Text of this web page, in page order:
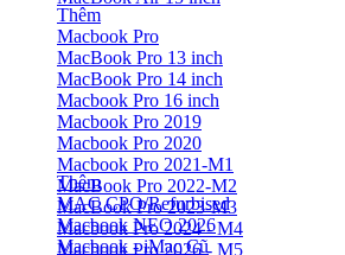
Thêm
Macbook Pro
MacBook Pro 13 inch
MacBook Pro 14 inch
Macbook Pro 16 inch
Macbook Pro 2019
Macbook Pro 2020
Macbook Pro 2021-M1
MacBook Pro 2022-M2
MacBook Pro 2023-M3
Macbook Pro 2024 - M4
Macbook Pro 2026 - M5
Thêm
MAC CPO/Refurbised
Macbook NEO 2026
Macbook - iMac Cũ